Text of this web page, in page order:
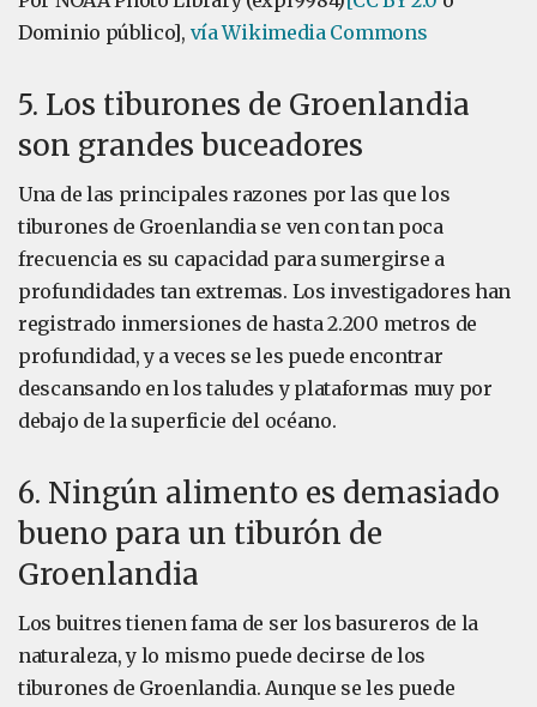
Dominio público], vía Wikimedia Commons
5. Los tiburones de Groenlandia
son grandes buceadores
Una de las principales razones por las que los
tiburones de Groenlandia se ven con tan poca
frecuencia es su capacidad para sumergirse a
profundidades tan extremas. Los investigadores han
registrado inmersiones de hasta 2.200 metros de
profundidad, y a veces se les puede encontrar
descansando en los taludes y plataformas muy por
debajo de la superficie del océano.
6. Ningún alimento es demasiado
bueno para un tiburón de
Groenlandia
Los buitres tienen fama de ser los basureros de la
naturaleza, y lo mismo puede decirse de los
tiburones de Groenlandia. Aunque se les puede